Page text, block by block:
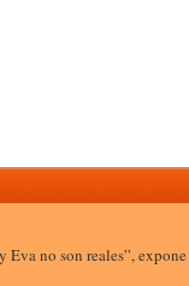
no son reales”,